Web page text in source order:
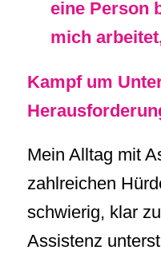
eine Person
mich
Kampf um
Mein Alltag mit
zahlreichen
schwierig, klar
Assistenz